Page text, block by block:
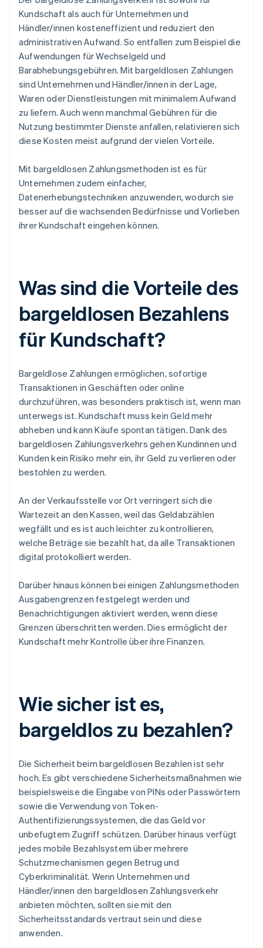
Kundschaft als auch für Unternehmen und
Händler/innen kosteneffizient und reduziert den
administrativen Aufwand. So entfallen zum Beispiel die
Aufwendungen für Wechselgeld und
Barabhebungsgebühren. Mit bargeldlosen Zahlungen
sind Unternehmen und Händler/innen in der Lage,
Waren oder Dienstleistungen mit minimalem Aufwand
zu liefern. Auch wenn manchmal Gebühren für die
Nutzung bestimmter Dienste anfallen, relativieren sich
diese Kosten meist aufgrund der vielen Vorteile.
Mit bargeldlosen Zahlungsmethoden ist es für
Unternehmen zudem einfacher,
Datenerhebungstechniken anzuwenden, wodurch sie
besser auf die wachsenden Bedürfnisse und Vorlieben
ihrer Kundschaft eingehen können.
Was sind die Vorteile des
bargeldlosen Bezahlens
für Kundschaft?
Bargeldlose Zahlungen ermöglichen, sofortige
Transaktionen in Geschäften oder online
durchzuführen, was besonders praktisch ist, wenn man
unterwegs ist. Kundschaft muss kein Geld mehr
abheben und kann Käufe spontan tätigen. Dank des
bargeldlosen Zahlungsverkehrs gehen Kundinnen und
Kunden kein Risiko mehr ein, ihr Geld zu verlieren oder
bestohlen zu werden.
An der Verkaufsstelle vor Ort verringert sich die
Wartezeit an den Kassen, weil das Geldabzählen
wegfällt und es ist auch leichter zu kontrollieren,
welche Beträge sie bezahlt hat, da alle Transaktionen
digital protokolliert werden.
Darüber hinaus können bei einigen Zahlungsmethoden
Ausgabengrenzen festgelegt werden und
Benachrichtigungen aktiviert werden, wenn diese
Grenzen überschritten werden. Dies ermöglicht der
Kundschaft mehr Kontrolle über ihre Finanzen.
Wie sicher ist es,
bargeldlos zu bezahlen?
Die Sicherheit beim bargeldlosen Bezahlen ist sehr
hoch. Es gibt verschiedene Sicherheitsmaßnahmen wie
beispielsweise die Eingabe von PINs oder Passwörtern
sowie die Verwendung von Token-
Authentifizierungssystemen, die das Geld vor
unbefugtem Zugriff schützen. Darüber hinaus verfügt
jedes mobile Bezahlsystem über mehrere
Schutzmechanismen gegen Betrug und
Cyberkriminalität. Wenn Unternehmen und
Händler/innen den bargeldlosen Zahlungsverkehr
anbieten möchten, sollten sie mit den
Sicherheitsstandards vertraut sein und diese
anwenden.